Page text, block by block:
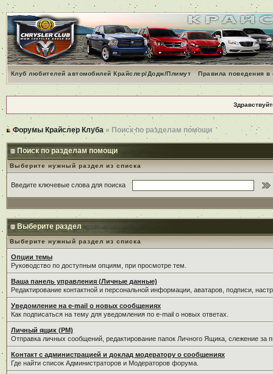
Клуб любителей автомобилей Крайслер/Додж/Плимут Правила поведения
Форумы Крайслер Клуба » Поиск по разделам помощи
Поиск по разделам помощи
Выберите нужный раздел из списка
Введите ключевые слова для поиска
Выберите раздел
Выберите нужный раздел из списка
Опции темы
Руководство по доступным опциям, при просмотре тем.
Ваша панель управления (Личные данные)
Редактирование контактной и персональной информации, аватаров, подписи,
Уведомление на e-mail о новых сообщениях
Как подписаться на тему для уведомления по e-mail о новых ответах.
Личный ящик (PM)
Отправка личных сообщений, редактирование папок Личного Ящика, слежение
Контакт с администрацией и доклад модератору о сообщениях
Где найти список Администраторов и Модераторов форума.